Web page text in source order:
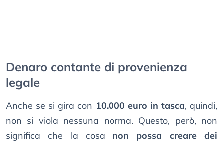
Denaro contante di provenienza
legale
Anche se si gira con 10.000 euro in tasca, quindi,
non si viola nessuna norma. Questo, però, non
significa che la cosa non possa creare dei